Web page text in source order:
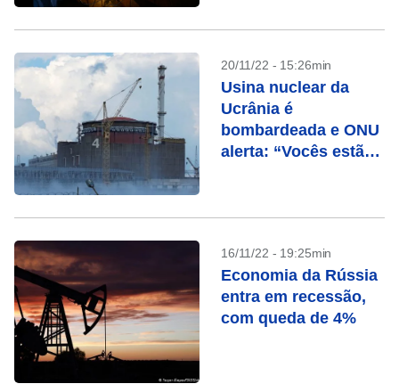
20/11/22 - 15:26min
Usina nuclear da
Ucrânia é
bombardeada e ONU
alerta: “Vocês estão
16/11/22 - 19:25min
Economia da Rússia
entra em recessão,
com queda de 4%